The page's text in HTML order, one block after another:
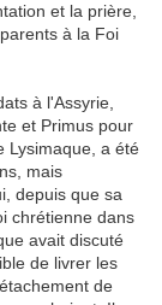
et la prière,
à la Foi
à l'Assyrie,
et Primus pour
Lysimaque, a été
mais
depuis que sa
chrétienne dans
avait discuté
de livrer les
de